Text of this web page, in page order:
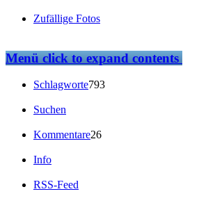
Zufällige Fotos
Menüclick to expand contents
Schlagworte793
Suchen
Kommentare26
Info
RSS-Feed